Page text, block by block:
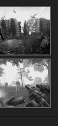
17:25
su
Ответить ➤
+ OGSR +
17:19
su